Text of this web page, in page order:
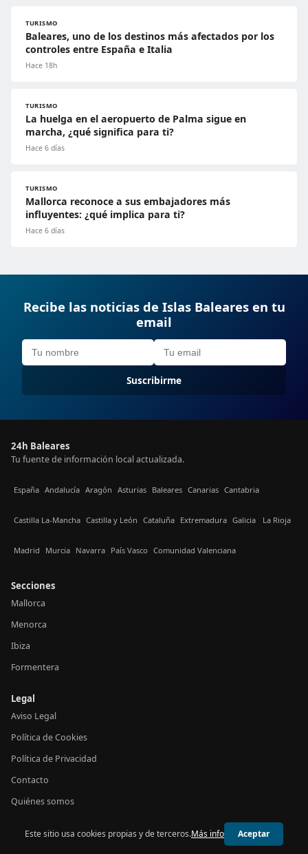
TURISMO
Baleares, uno de los destinos más afectados por los
controles entre España e Italia
Hace 18h
TURISMO
La huelga en el aeropuerto de Palma sigue en
marcha, ¿qué significa para ti?
Hace 6 días
TURISMO
Mallorca reconoce a sus embajadores más
influyentes: ¿qué implica para ti?
Hace 6 días
Recibe las noticias de Islas Baleares en tu
email
Suscribirme
24h Baleares
Tu fuente de información local actualizada.
España Andalucía Aragón Asturias Baleares Canarias Cantabria
Castilla La-Mancha Castilla y León Cataluña Extremadura Galicia La Rioja
Madrid Murcia Navarra País Vasco Comunidad Valenciana
Secciones
Mallorca
Menorca
Ibiza
Formentera
Legal
Aviso Legal
Política de Cookies
Política de Privacidad
Contacto
Quiénes somos
© 2026 24h Baleares
Este sitio usa cookies propias y de terceros.Más info Aceptar